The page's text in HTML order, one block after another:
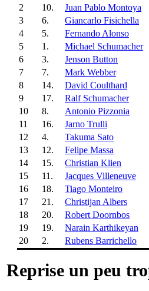
2
10. Juan Pablo Montoya
3
6. Giancarlo Fisichella
4
5. Fernando Alonso
5
1. Michael Schumacher
6
3. Jenson Button
7
7. Mark Webber
8
14. David Coulthard
9
17. Ralf Schumacher
10
8. Antonio Pizzonia
11
16. Jarno Trulli
12
4. Takuma Sato
13
12. Felipe Massa
14
15. Christian Klien
15
11. Jacques Villeneuve
16
18. Tiago Monteiro
17
21. Christijan Albers
18
20. Robert Doornbos
19
19. Narain Karthikeyan
20
2. Rubens Barrichello
Reprise un peu